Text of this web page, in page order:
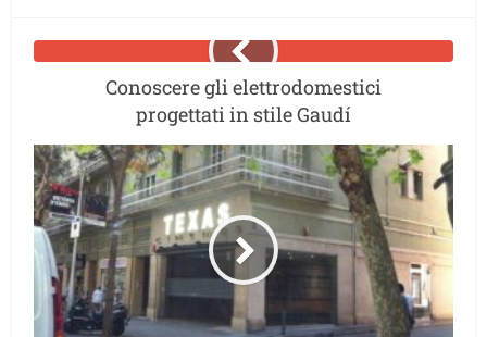
Conoscere gli elettrodomestici
progettati in stile Gaudí